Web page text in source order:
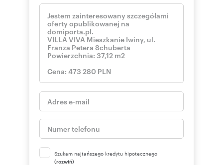
Szukam najtańszego kredytu hipotecznego
(rozwiń)